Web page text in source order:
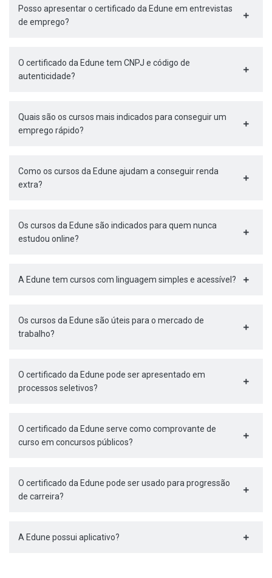
Posso apresentar o certificado da Edune em entrevistas
de emprego?
O certificado da Edune tem CNPJ e código de
autenticidade?
Quais são os cursos mais indicados para conseguir um
emprego rápido?
Como os cursos da Edune ajudam a conseguir renda
extra?
Os cursos da Edune são indicados para quem nunca
estudou online?
A Edune tem cursos com linguagem simples e acessível?
Os cursos da Edune são úteis para o mercado de
trabalho?
O certificado da Edune pode ser apresentado em
processos seletivos?
O certificado da Edune serve como comprovante de
curso em concursos públicos?
O certificado da Edune pode ser usado para progressão
de carreira?
A Edune possui aplicativo?